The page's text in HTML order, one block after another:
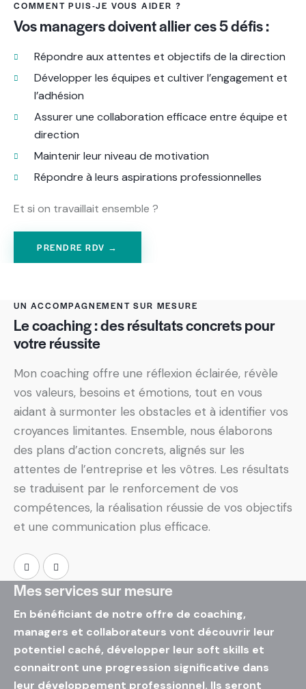
COMMENT PUIS-JE VOUS AIDER ?
Vos managers doiventallier ces 5 défis :
Répondre aux attentes et objectifs de la direction
Développer les équipes et cultiver l’engagement et
l’adhésion
Assurer une collaboration efficace entre équipe et
direction
Maintenir leur niveau de motivation
Répondre à leurs aspirations professionnelles
Et si on travaillait ensemble ?
PRENDRE RDV →
UN ACCOMPAGNEMENT SUR MESURE
Le coaching : des résultats concrets pour
votre réussite
Mon coaching offre une réflexion éclairée, révèle
vos valeurs, besoins et émotions, tout en vous
aidant à surmonter les obstacles et à identifier vos
croyances limitantes. Ensemble, nous élaborons
des plans d’action concrets, alignés sur les
attentes de l’entreprise et les vôtres. Les résultats
se traduisent par le renforcement de vos
compétences, la réalisation réussie de vos objectifs
et une communication plus efficace.
Mes services sur mesure
En bénéficiant de notre offre de coaching,
managers et collaborateurs vont découvrir leur
potentiel caché, développer leur soft skills et
connaitront une progression significative dans
leur développement professionnel. Ils seront